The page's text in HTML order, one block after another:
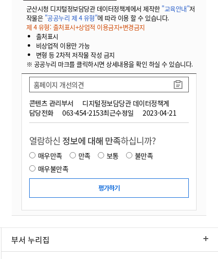
군산시청 디지털정보담당관 데이터정책계에서 제작한 "교육안내"저
작물은 "공공누리 제 4 유형"에 따라 이용 할 수 있습니다.
제 4 유형: 출처표시+상업적 이용금지+변경금지
출처표시
비상업적 이용만 가능
변형 등 2차적 저작물 작성 금지
※ 공공누리 마크를 클릭하시면 상세내용을 확인 하실 수 있습니다.
콘텐츠 관리부서
디지털정보담당관 데이터정책계
담당전화
063-454-2153최근수정일 2023-04-21
홈페이지 개선의견
열람하신 정보에 대해 만족하십니까?
매우만족 만족 보통
불만족
매우불만족
부서 누리집